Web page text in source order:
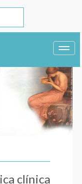
clínica